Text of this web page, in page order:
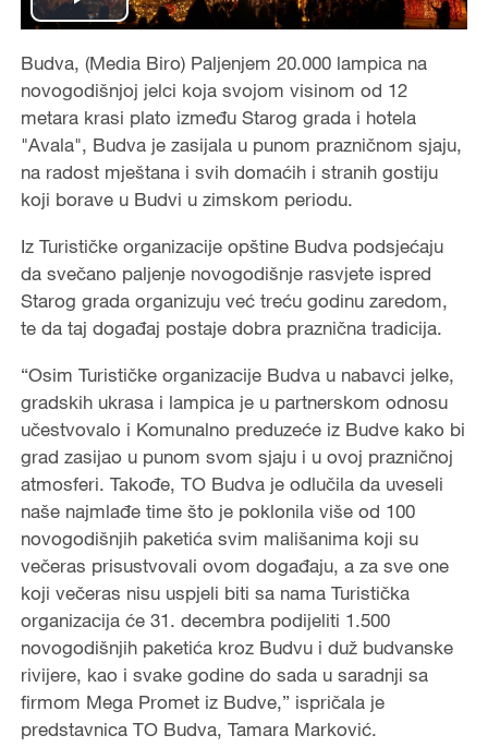
Play
Video
Budva, (Media Biro) Paljenjem 20.000 lampica na
novogodišnjoj jelci koja svojom visinom od 12
metara krasi plato između Starog grada i hotela
"Avala", Budva je zasijala u punom prazničnom sjaju,
na radost mještana i svih domaćih i stranih gostiju
koji borave u Budvi u zimskom periodu.
Iz Turističke organizacije opštine Budva podsjećaju
da svečano paljenje novogodišnje rasvjete ispred
Starog grada organizuju već treću godinu zaredom,
te da taj događaj postaje dobra praznična tradicija.
“Osim Turističke organizacije Budva u nabavci jelke,
gradskih ukrasa i lampica je u partnerskom odnosu
učestvovalo i Komunalno preduzeće iz Budve kako bi
grad zasijao u punom svom sjaju i u ovoj prazničnoj
atmosferi. Takođe, TO Budva je odlučila da uveseli
naše najmlađe time što je poklonila više od 100
novogodišnjih paketića svim mališanima koji su
večeras prisustvovali ovom događaju, a za sve one
koji večeras nisu uspjeli biti sa nama Turistička
organizacija će 31. decembra podijeliti 1.500
novogodišnjih paketića kroz Budvu i duž budvanske
rivijere, kao i svake godine do sada u saradnji sa
firmom Mega Promet iz Budve,” ispričala je
predstavnica TO Budva, Tamara Marković.